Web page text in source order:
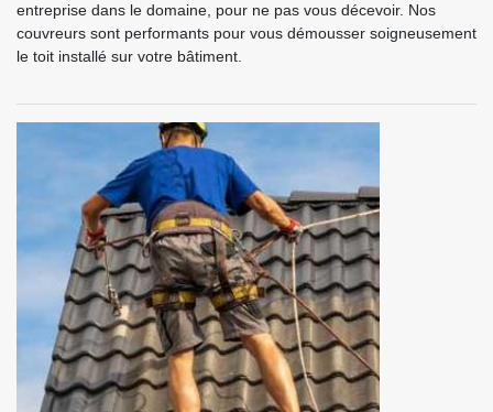
entreprise dans le domaine, pour ne pas vous décevoir. Nos
couvreurs sont performants pour vous démousser soigneusement
le toit installé sur votre bâtiment.